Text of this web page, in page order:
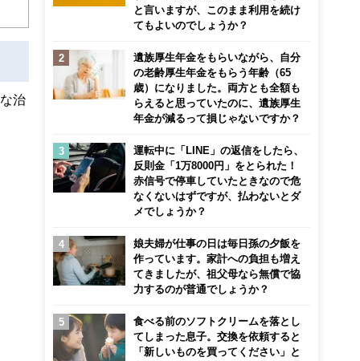
治
と言いますが、このまま利用を続け
てもよいのでしょうか？
遺族厚生年金をもらいながら、自分
の老齢厚生年金をもらう年齢（65
歳）になりました。両方とも全額も
らえると思っていたのに、遺族厚生
年金が減るって損じゃないですか？
運転中に「LINE」の返信をしたら、
反則金「1万8000円」をとられた！
赤信号で停車していたときなので危
なくないはずですが、払わないとダ
メでしょうか？
娘夫婦が仕事の日は毎日孫の夕飯を
作っています。家計への負担も増え
てきましたが、祖父母なら無償で協
力するのが普通でしょうか？
食べる前のソフトクリームを落とし
てしまった息子。交換を依頼すると
「新しいものを買ってください」と